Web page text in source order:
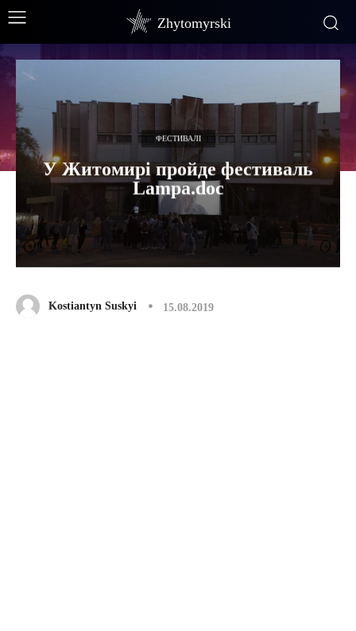
Zhytomyrski
ФЕСТИВАЛІ
У Житомирі пройде фестиваль
Lampa.doc
Kostiantyn Suskyi 15.08.2019